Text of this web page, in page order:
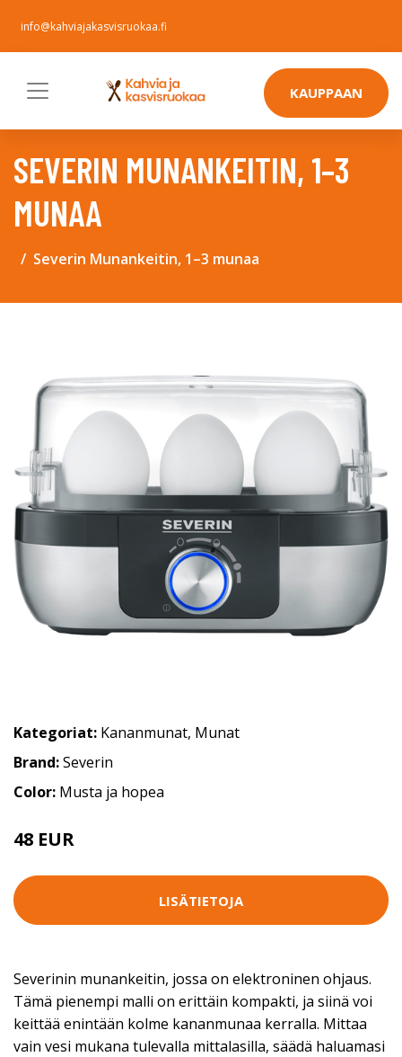
info@kahviajakasvisruokaa.fi
KAUPPAAN
SEVERIN MUNANKEITIN, 1–3
MUNAA
Severin Munankeitin, 1–3 munaa
Kategoriat: Kananmunat, Munat
Brand:Severin
Color: Musta ja hopea
48 EUR
LISÄTIETOJA
Severinin munankeitin, jossa on elektroninen ohjaus.
Tämä pienempi malli on erittäin kompakti, ja siinä voi
keittää enintään kolme kananmunaa kerralla. Mittaa
vain vesi mukana tulevalla mittalasilla, säädä haluamasi